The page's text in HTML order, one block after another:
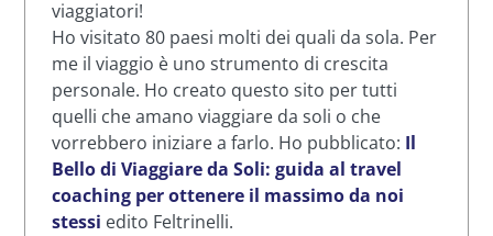
viaggiatori!
Ho visitato 80 paesi molti dei quali da sola. Per
me il viaggio è uno strumento di crescita
personale. Ho creato questo sito per tutti
quelli che amano viaggiare da soli o che
vorrebbero iniziare a farlo. Ho pubblicato: Il
Bello di Viaggiare da Soli: guida al travel
coaching per ottenere il massimo da noi
stessi edito Feltrinelli.